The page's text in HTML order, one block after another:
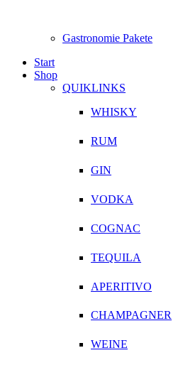
Gastronomie Pakete
Start
Shop
QUIKLINKS
WHISKY
RUM
GIN
VODKA
COGNAC
TEQUILA
APERITIVO
CHAMPAGNER
WEINE